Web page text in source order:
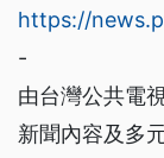
https://
-
由台灣公共電
新聞內容及多